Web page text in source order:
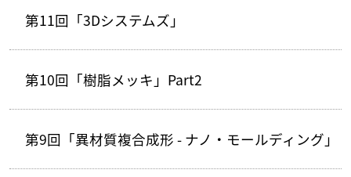
第11回「3Dシステムズ」
第10回「樹脂メッキ」Part2
第9回「異材質複合成形 - ナノ・モールディング」